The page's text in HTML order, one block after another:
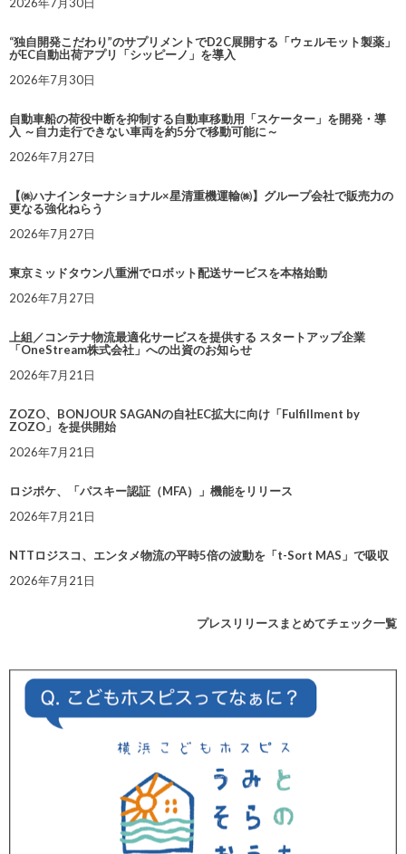
2026年7月30日
“独自開発こだわり”のサプリメントでD2C展開する「ウェルモット製薬」
がEC自動出荷アプリ「シッピーノ」を導入
2026年7月30日
自動車船の荷役中断を抑制する自動車移動用「スケーター」を開発・導
入 ～自力走行できない車両を約5分で移動可能に～
2026年7月27日
【㈱ハナインターナショナル×星清重機運輸㈱】グループ会社で販売力の
更なる強化ねらう
2026年7月27日
東京ミッドタウン八重洲でロボット配送サービスを本格始動
2026年7月27日
上組／コンテナ物流最適化サービスを提供する スタートアップ企業
「OneStream株式会社」への出資のお知らせ
2026年7月21日
ZOZO、BONJOUR SAGANの自社EC拡大に向け「Fulfillment by
ZOZO」を提供開始
2026年7月21日
ロジポケ、「パスキー認証（MFA）」機能をリリース
2026年7月21日
NTTロジスコ、エンタメ物流の平時5倍の波動を「t-Sort MAS」で吸収
2026年7月21日
プレスリリースまとめてチェック一覧